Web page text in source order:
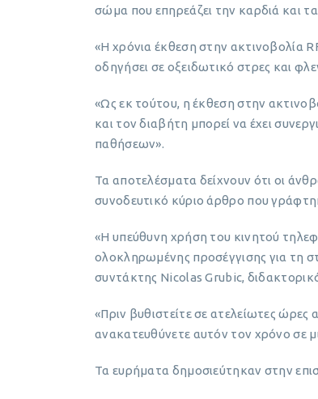
σώμα που επηρεάζει την καρδιά και
«Η χρόνια έκθεση στην ακτινοβολία
οδηγήσει σε οξειδωτικό στρες και
«Ως εκ τούτου, η έκθεση στην
και τον διαβήτη μπορεί να έχει
παθήσεων».
Τα αποτελέσματα δείχνουν ότι οι
συνοδευτικό κύριο άρθρο που
«Η υπεύθυνη χρήση του κινητού
ολοκληρωμένης προσέγγισης για τη
συντάκτης Nicolas Grubic,
«Πριν βυθιστείτε σε ατελείωτες
ανακατευθύνετε αυτόν τον χρόνο σε
Τα ευρήματα δημοσιεύτηκαν στην